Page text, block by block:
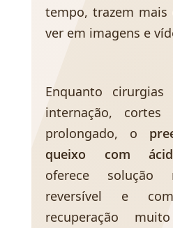
tempo, trazem mais
ver em imagens e
Enquanto cirurgias
internação, cortes
prolongado, o
queixo com
oferece solução
reversível e
recuperação